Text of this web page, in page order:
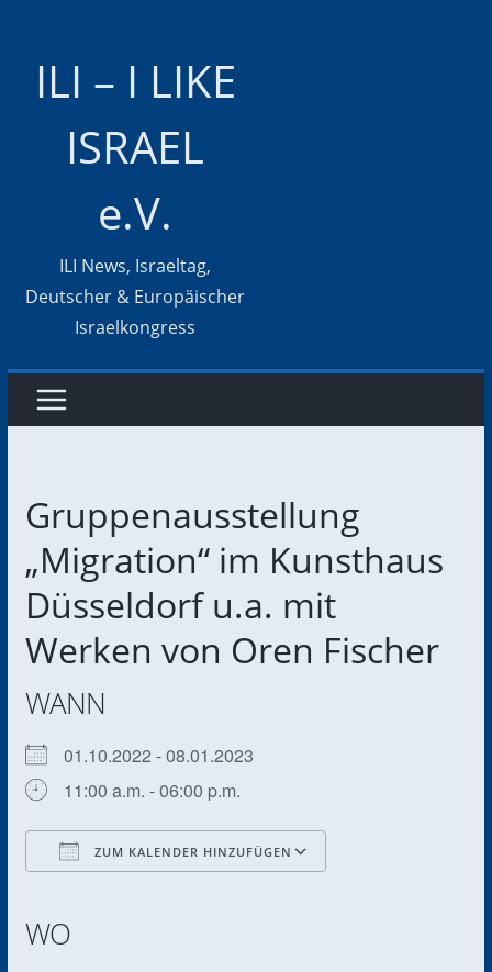
ILI – I LIKE
ISRAEL
e.V.
ILI News, Israeltag,
Deutscher & Europäischer
Israelkongress
Gruppenausstellung
„Migration“ im Kunsthaus
Düsseldorf u.a. mit
Werken von Oren Fischer
WANN
01.10.2022 - 08.01.2023
11:00 a.m. - 06:00 p.m.
ZUM KALENDER HINZUFÜGEN
WO